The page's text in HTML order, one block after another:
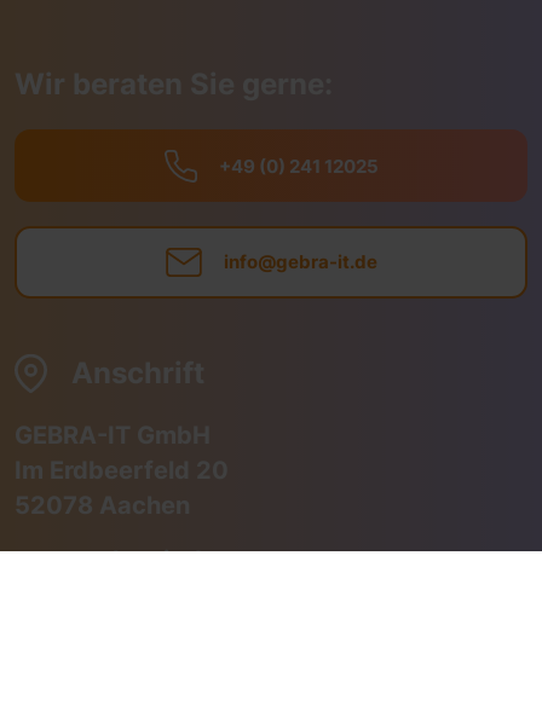
Wir beraten Sie gerne:
+49 (0) 241 12025
info@gebra-it.de
Anschrift
GEBRA-IT GmbH
Im Erdbeerfeld 20
52078 Aachen
www.gebra-it.de